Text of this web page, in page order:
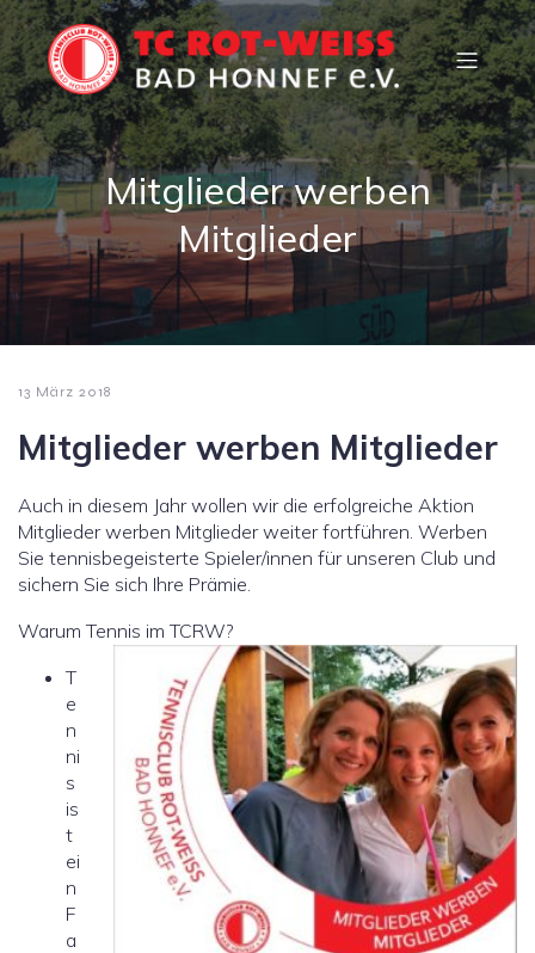
Mitglieder werben
Mitglieder
13 März 2018
Mitglieder werben Mitglieder
Auch in diesem Jahr wollen wir die erfolgreiche Aktion
Mitglieder werben Mitglieder weiter fortführen. Werben
Sie tennisbegeisterte Spieler/innen für unseren Club und
sichern Sie sich Ihre Prämie.
Warum Tennis im TCRW?
T
e
n
ni
s
is
t
ei
n
F
a